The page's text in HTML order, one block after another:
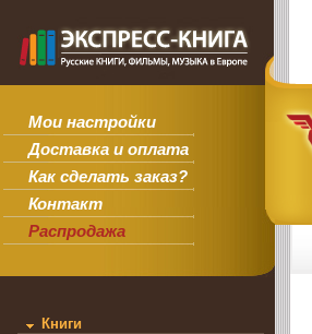
Мои настройки
Доставка и оплата
Как сделать заказ?
Контакт
Распродажа
Книги